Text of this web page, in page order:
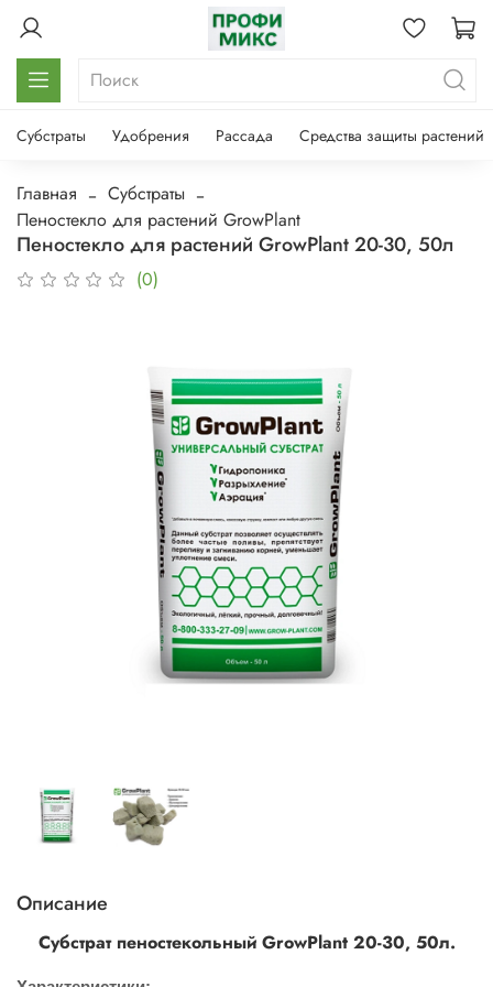
Субстраты Удобрения Рассада Средства защиты растений
Главная
Субстраты
Пеностекло для растений GrowPlant
Пеностекло для растений GrowPlant 20-30, 50л
(0)
Описание
Субстрат пеностекольный GrowPlant 20-30, 50л.